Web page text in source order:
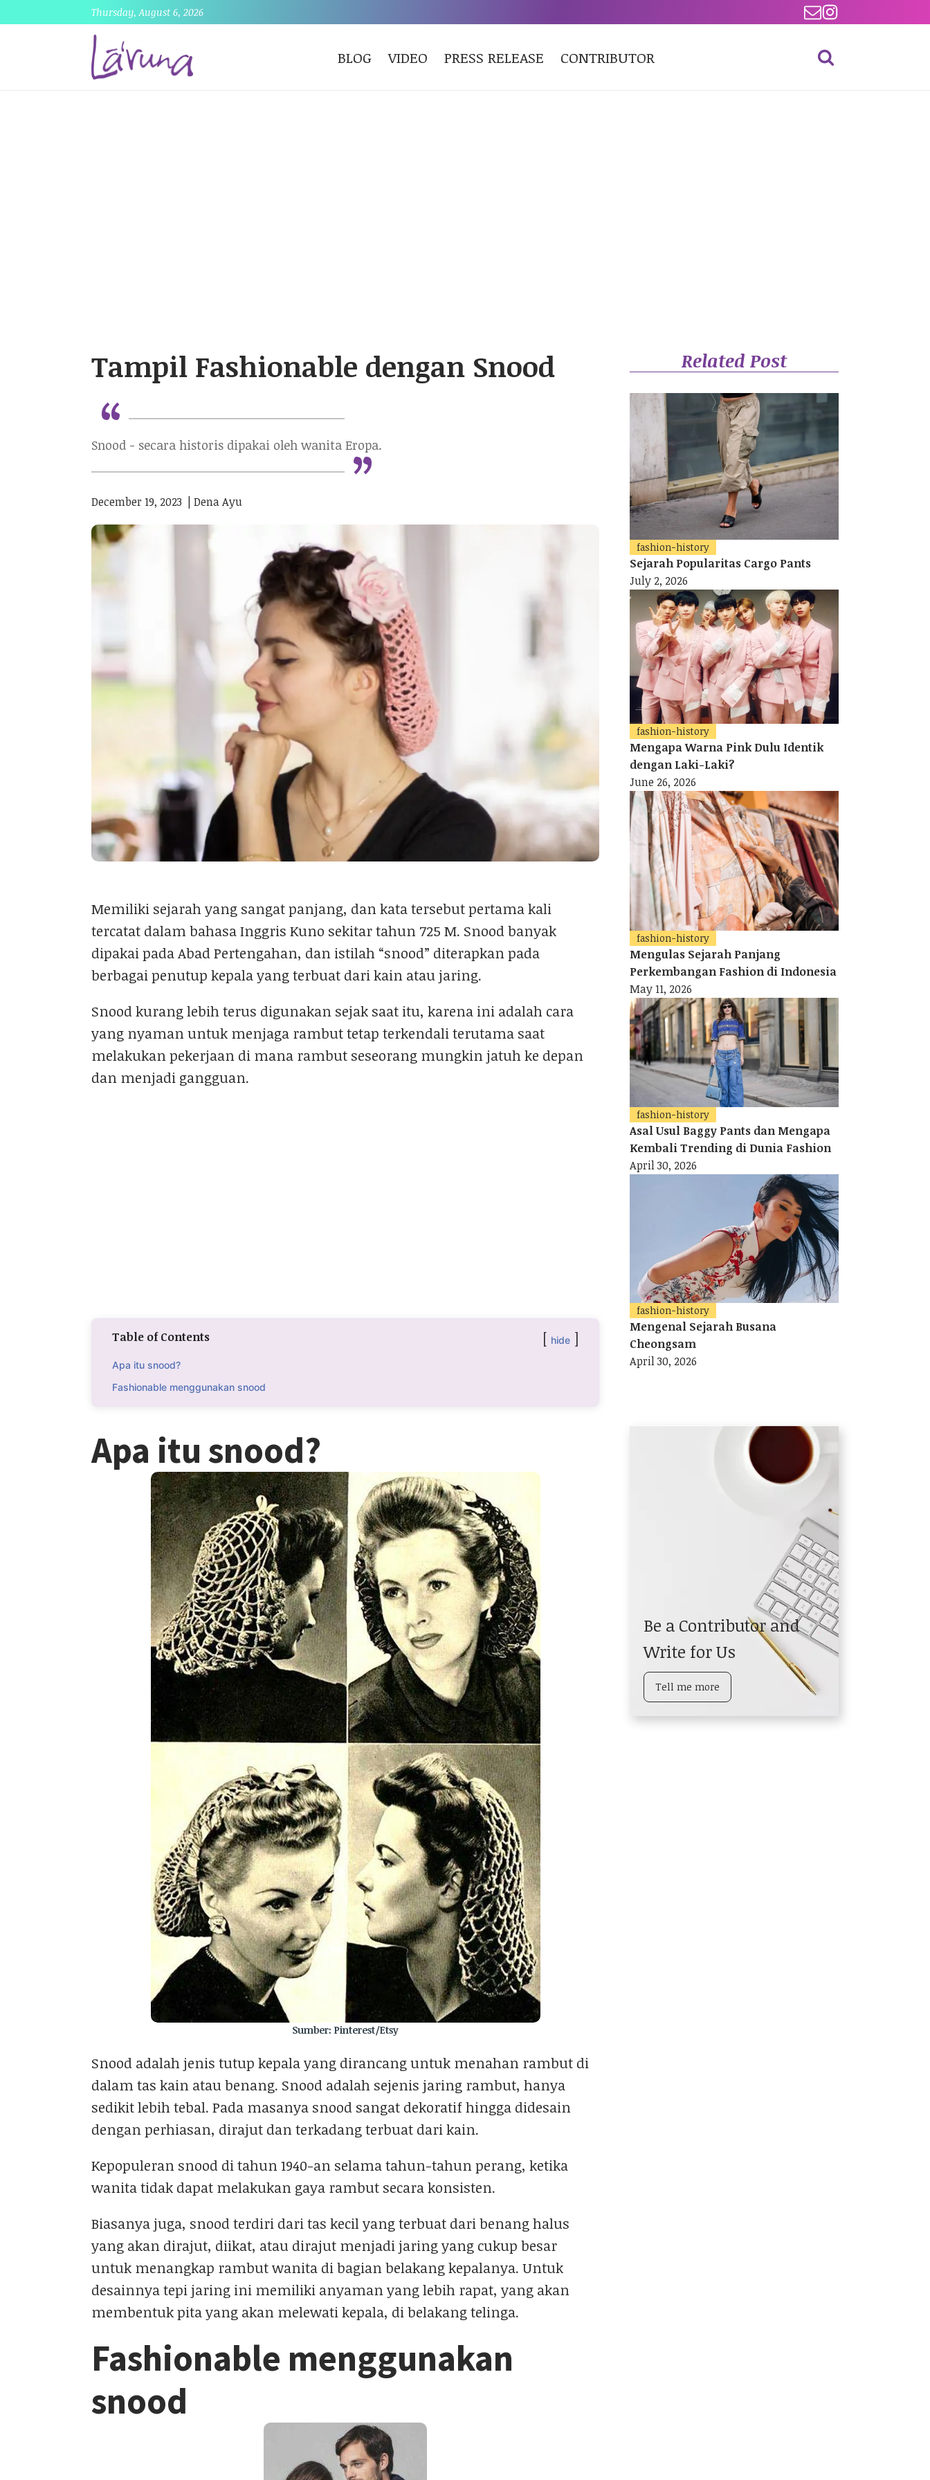
Thursday, August 6, 2026
BLOG VIDEO PRESS RELEASE CONTRIBUTOR
Tampil Fashionable dengan Snood
“
Snood - secara historis dipakai oleh wanita Eropa.
“
December 19, 2023 Dena Ayu
Memiliki sejarah yang sangat panjang, dan kata tersebut pertama kali
tercatat dalam bahasa Inggris Kuno sekitar tahun 725 M. Snood banyak
dipakai pada Abad Pertengahan, dan istilah “snood” diterapkan pada
berbagai penutup kepala yang terbuat dari kain atau jaring.
Snood kurang lebih terus digunakan sejak saat itu, karena ini adalah cara
yang nyaman untuk menjaga rambut tetap terkendali terutama saat
melakukan pekerjaan di mana rambut seseorang mungkin jatuh ke depan
dan menjadi gangguan.
Table of Contents hide
Apa itu snood?
Fashionable menggunakan snood
Apa itu snood?
Sumber: Pinterest/Etsy
Snood adalah jenis tutup kepala yang dirancang untuk menahan rambut di
dalam tas kain atau benang. Snood adalah sejenis jaring rambut, hanya
sedikit lebih tebal. Pada masanya snood sangat dekoratif hingga didesain
dengan perhiasan, dirajut dan terkadang terbuat dari kain.
Kepopuleran snood di tahun 1940-an selama tahun-tahun perang, ketika
wanita tidak dapat melakukan gaya rambut secara konsisten.
Biasanya juga, snood terdiri dari tas kecil yang terbuat dari benang halus
yang akan dirajut, diikat, atau dirajut menjadi jaring yang cukup besar
untuk menangkap rambut wanita di bagian belakang kepalanya. Untuk
desainnya tepi jaring ini memiliki anyaman yang lebih rapat, yang akan
membentuk pita yang akan melewati kepala, di belakang telinga.
Fashionable menggunakan
snood
Related Post
fashion-history
Sejarah Popularitas Cargo Pants
July 2, 2026
fashion-history
Mengapa Warna Pink Dulu Identik
dengan Laki-Laki?
June 26, 2026
fashion-history
Mengulas Sejarah Panjang
Perkembangan Fashion di Indonesia
May 11, 2026
fashion-history
Asal Usul Baggy Pants dan Mengapa
Kembali Trending di Dunia Fashion
April 30, 2026
fashion-history
Mengenal Sejarah Busana
Cheongsam
April 30, 2026
Be a Contributor and
Write for Us
Tell me more